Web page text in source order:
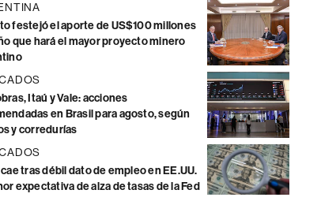
festejó el aporte de US$100 millones
que hará el mayor proyecto minero
Itaú y Vale: acciones
en Brasil para agosto, según
y corredurías
tras débil dato de empleo en EE.UU.
expectativa de alza de tasas de la Fed